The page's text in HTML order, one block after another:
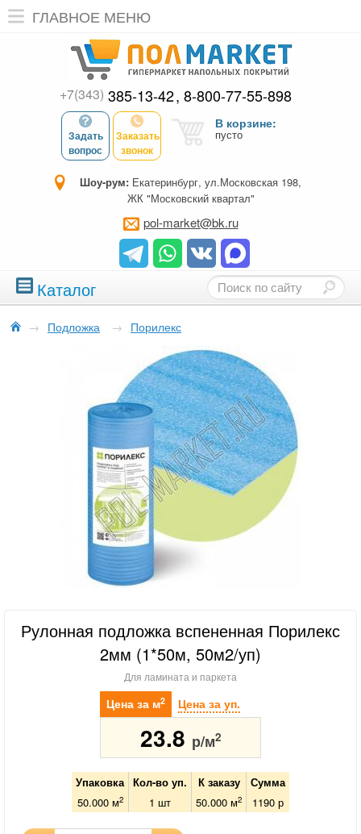
ГЛАВНОЕ МЕНЮ
+7(343) 385-13-42 8-800-77-55-898
Задать
вопрос
Заказать
звонок
В корзине:
пусто
Шоу-рум: Екатеринбург, ул.Московская 198,
ЖК "Московский квартал"
pol-market@bk.ru
Каталог
→ Подложка → Порилекс
Рулонная подложка вспененная Порилекс
2мм (1*50м, 50м2/уп)
Для ламината и паркета
Цена за м2 Цена за уп.
23.8 р/м2
Упаковка Кол-во уп. К заказу
Сумма
50.000 м2 1 шт 50.000 м2 1190 р